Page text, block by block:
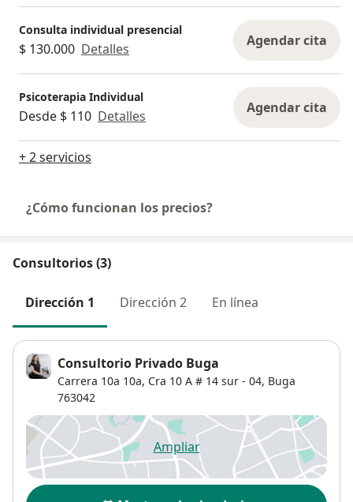
Consulta individual presencial
$ 130.000 Detalles Agendar cita
Psicoterapia Individual
Desde $ 110 Detalles Agendar cita
+ 2 servicios
¿Cómo funcionan los precios?
Consultorios (3)
Dirección 1 Dirección 2 En línea
Consultorio Privado Buga
Carrera 10a 10a, Cra 10 A # 14 sur - 04, Buga
763042
Ampliarse abre en una nueva
Disponibilidad